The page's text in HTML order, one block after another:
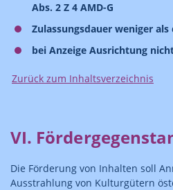
Abs. 2 Z 4 AMD-G
Zulassungsdauer weniger als
bei Anzeige Ausrichtung
Zurück zum Inhaltsverzeichnis
VI.
Die Förderung von Inhalten soll
Ausstrahlung von Kulturgütern